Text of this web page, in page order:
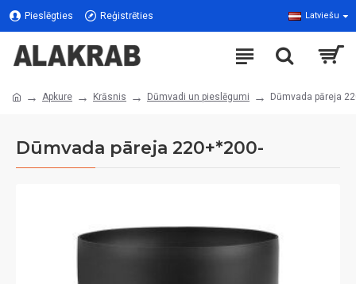
Pieslēgties Reģistrēties Latviešu
Apkure Krāsnis Dūmvadi un pieslēgumi Dūmvada pāreja
Dūmvada pāreja 220+*200-